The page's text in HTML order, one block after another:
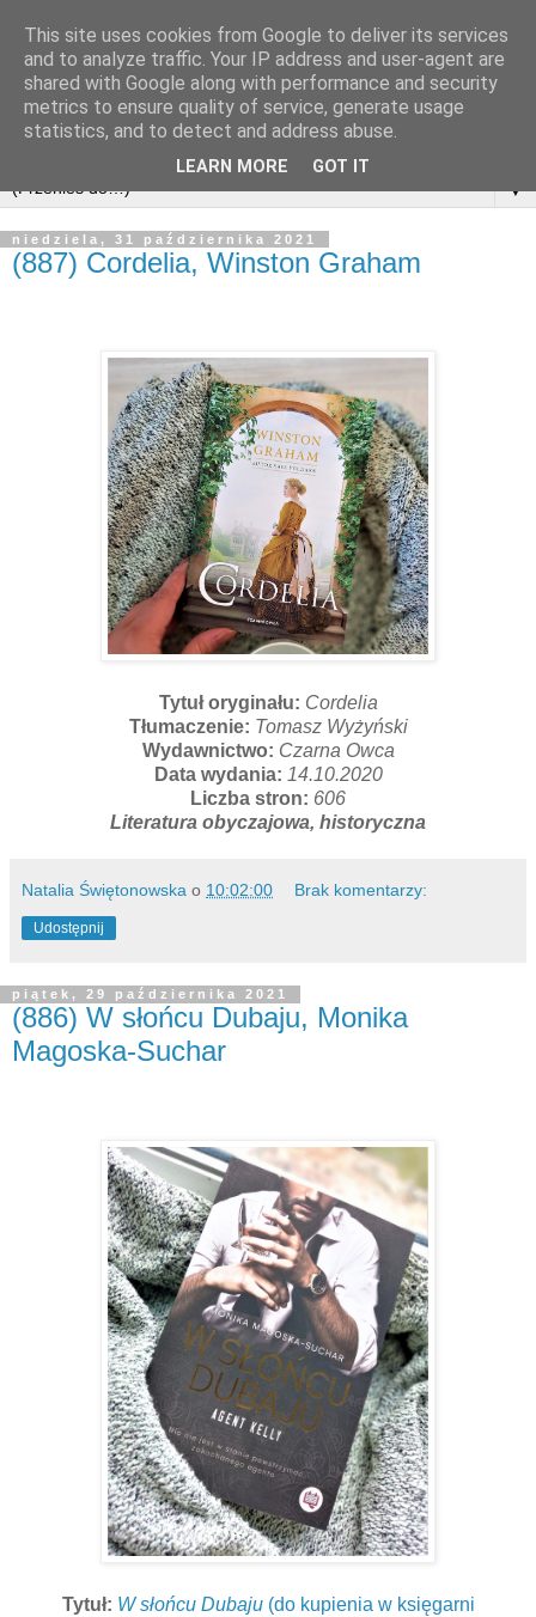
▼
niedziela, 31 października 2021
(887) Cordelia, Winston Graham
Tytuł oryginału: Cordelia
Tłumaczenie: Tomasz Wyżyński
Wydawnictwo: Czarna Owca
Data wydania: 14.10.2020
Liczba stron: 606
Literatura obyczajowa, historyczna
Natalia Świętonowska o 10:02:00 Brak komentarzy:
Udostępnij
piątek, 29 października 2021
(886) W słońcu Dubaju, Monika
Magoska-Suchar
Tytuł: W słońcu Dubaju (do kupienia w księgarni
This site uses cookies from Google to deliver its services
and to analyze traffic. Your IP address and user-agent are
shared with Google along with performance and security
metrics to ensure quality of service, generate usage
statistics, and to detect and address abuse.
LEARN MORE GOT IT